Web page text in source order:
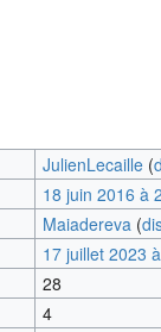
JulienLecaille (
18 juin 2016 à
Maiadereva (
17 juillet 2023
28
4